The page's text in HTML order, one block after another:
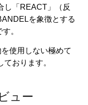
し「REACT」（反
を象徴とする
。
使用しない極めて
おります。
ュー